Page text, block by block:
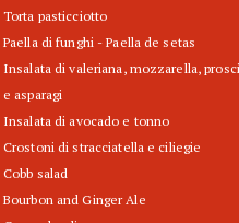
Torta pasticciotto
Paella di funghi - Paella de setas
Insalata di valeriana, mozzarella,
e asparagi
Insalata di avocado e tonno
Crostoni di stracciatella e ciliegie
Cobb salad
Bourbon and Ginger Ale